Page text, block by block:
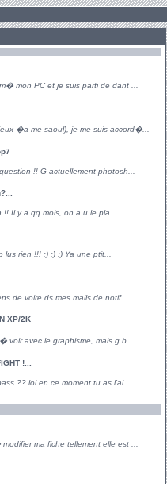
mon PC et je suis parti de dant ...
�a me saoul), je me suis accord�...
!! G actuellement photosh...
!! Il y a qq mois, on a u le pla...
lus rien !!! :) :) :) Ya une ptit...
de voire ds mes mails de notif ...
XP/2K
voir avec le graphisme, mais g b...
!...
?? lol en ce moment tu as l'ai...
ma fiche tellement elle est ...